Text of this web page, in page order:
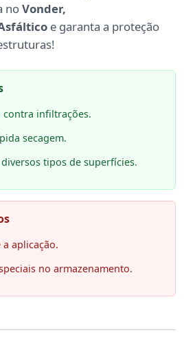
noVonder,
e garanta a proteção
contra infiltrações.
secagem.
tipos de superfícies.
aplicação.
no armazenamento.